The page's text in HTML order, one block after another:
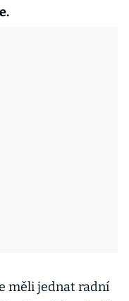
měli jednat radní